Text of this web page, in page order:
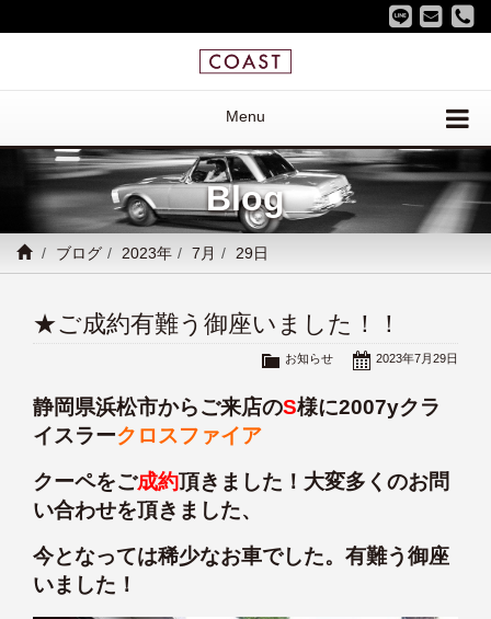
Menu
Blog
ブログ 2023年 7月 29日
★ご成約有難う御座いました！！
2023年7月29日
お知らせ
静岡県浜松市からご来店のS様に2007yクラ
イスラークロスファイア
クーペをご成約頂きました！大変多くのお問
い合わせを頂きました、
今となっては稀少なお車でした。有難う御座
いました！